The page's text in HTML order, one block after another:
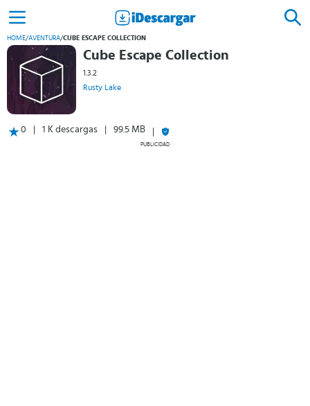
HOME/AVENTURA/CUBE ESCAPE COLLECTION
Cube Escape Collection
1.3.2
Rusty Lake
0 1 K descargas 99.5 MB
PUBLICIDAD